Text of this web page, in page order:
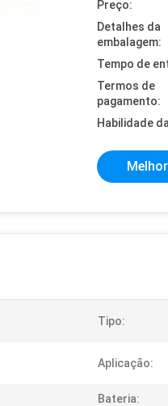
Preço:
Detalhes da
embalagem:
Tempo de
Termos de
pagamento:
Habilidade
Tipo:
Aplicação:
Bateria: